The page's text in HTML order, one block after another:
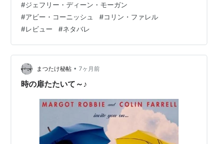
（アビー・コーニッシュ）の未来の映像も見てしまい、
彼らの瀕死フラッシュ映像も見てしまったりする。心
配。ジョンが見る予知のイメージ映像がきれいで、期待
値爆上がり。 と、楽しく観ていたのだが、犯人が分か…
#ジェフリー・ディーン・モーガン
#アビー・コーニッシュ #コリン・ファレル
#レビュー #ネタバレ
まつたけ秘帖 • 7ヶ月前
時の扉たたいて～♪